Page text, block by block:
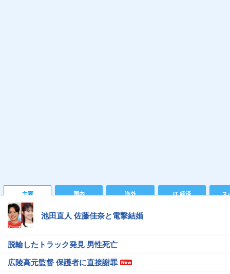
主要 国内 海外 IT 経済 ス
池田直人 佐藤佳奈と電撃結婚
脱輪したトラック発見 男性死亡
広陵高元監督 保護者に直接謝罪